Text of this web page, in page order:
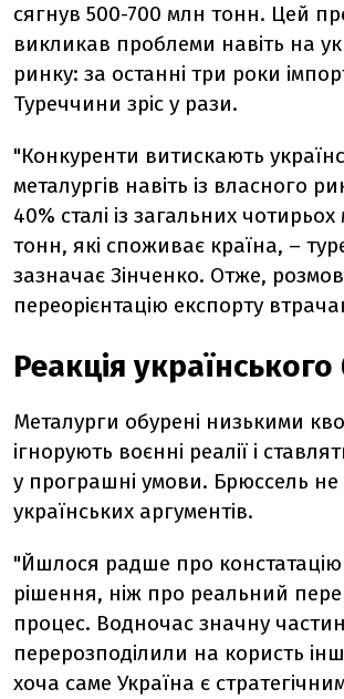
сягнув 500-700 млн тонн. Цей
викликав проблеми навіть на
ринку: за останні три роки
Туреччини зріс у рази.
"Конкуренти витискають
металургів навіть із власного
40% сталі із загальних чотирьох
тонн, які споживає країна, –
зазначає Зінченко. Отже,
переорієнтацію експорту
Реакція українського
Металурги обурені низькими
ігнорують воєнні реалії і
у програшні умови. Брюссель не
українських аргументів.
"Йшлося радше про констатацію
рішення, ніж про реальний
процес. Водночас значну
перерозподілили на користь
хоча саме Україна є